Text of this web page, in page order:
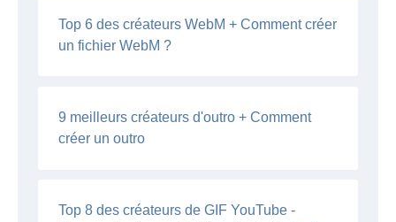
Top 6 des créateurs WebM + Comment créer
un fichier WebM ?
9 meilleurs créateurs d'outro + Comment
créer un outro
Top 8 des créateurs de GIF YouTube -